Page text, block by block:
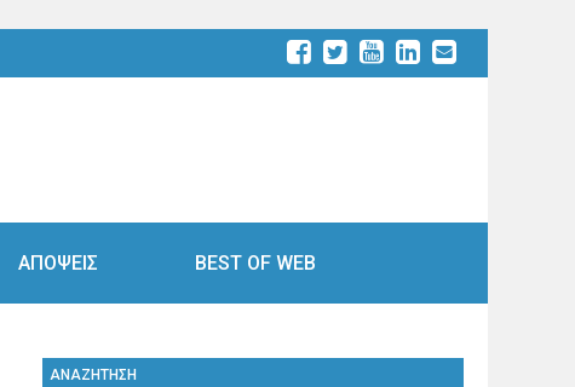
ΑΠΟΨΕΙΣ BEST OF WEB
ΑΝΑΖΗΤΗΣΗ